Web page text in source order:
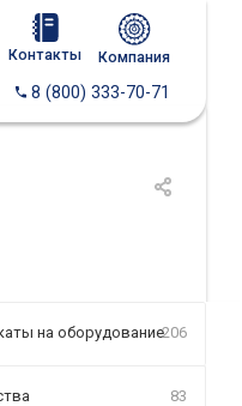
Контакты Компания
8 (800) 333-70-71
на оборудование206
83